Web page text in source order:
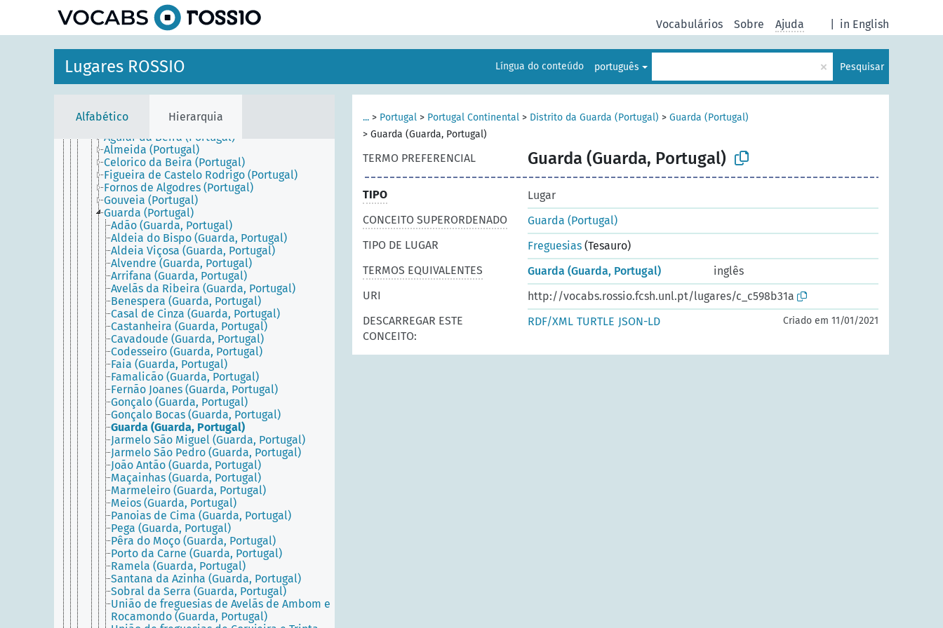
in English
Vocabulários Sobre Ajuda
Lugares ROSSIO Língua do conteúdo português × Pesquisar
Alfabético Hierarquia
Portugal
Açores (Portugal)
Madeira (Portugal)
Portugal Continental
Alentejo (Portugal)
Algarve (Portugal)
Área Metropolitana de Lisboa (Portugal)
Área Metropolitana do Porto (Portugal)
Beira (Portugal)
Distrito da Guarda (Portugal)
Aguiar da Beira (Portugal)
Almeida (Portugal)
Celorico da Beira (Portugal)
Figueira de Castelo Rodrigo (Portugal)
Fornos de Algodres (Portugal)
Gouveia (Portugal)
Guarda (Portugal)
Adão (Guarda, Portugal)
Aldeia do Bispo (Guarda, Portugal)
Aldeia Viçosa (Guarda, Portugal)
Alvendre (Guarda, Portugal)
Arrifana (Guarda, Portugal)
Avelãs da Ribeira (Guarda, Portugal)
Benespera (Guarda, Portugal)
Casal de Cinza (Guarda, Portugal)
Castanheira (Guarda, Portugal)
Cavadoude (Guarda, Portugal)
Codesseiro (Guarda, Portugal)
Faia (Guarda, Portugal)
Famalicão (Guarda, Portugal)
Fernão Joanes (Guarda, Portugal)
Gonçalo (Guarda, Portugal)
Gonçalo Bocas (Guarda, Portugal)
Guarda (Guarda, Portugal)
Jarmelo São Miguel (Guarda, Portugal)
Jarmelo São Pedro (Guarda, Portugal)
João Antão (Guarda, Portugal)
Maçainhas (Guarda, Portugal)
Marmeleiro (Guarda, Portugal)
Meios (Guarda, Portugal)
Panoias de Cima (Guarda, Portugal)
Pega (Guarda, Portugal)
Pêra do Moço (Guarda, Portugal)
Porto da Carne (Guarda, Portugal)
Ramela (Guarda, Portugal)
Santana da Azinha (Guarda, Portugal)
Sobral da Serra (Guarda, Portugal)
União de freguesias de Avelãs de Ambom e
Rocamondo (Guarda, Portugal)
... > Portugal > Portugal Continental > Distrito da Guarda (Portugal) > Guarda (Portugal)
> Guarda (Guarda, Portugal)
TERMO PREFERENCIAL Guarda (Guarda, Portugal)
TIPO
Lugar
CONCEITO SUPERORDENADO
Guarda (Portugal)
TIPO DE LUGAR
Freguesias (Tesauro)
TERMOS EQUIVALENTES
Guarda (Guarda, Portugal)
inglês
URI
http://vocabs.rossio.fcsh.unl.pt/lugares/c_c598b31a
DESCARREGAR ESTE
CONCEITO:
RDF/XML TURTLE JSON-LD Criado em 11/01/2021